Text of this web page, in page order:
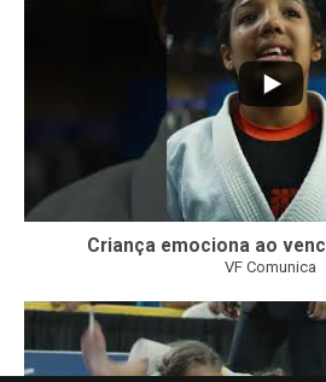
Criança emociona ao
VF Comunica